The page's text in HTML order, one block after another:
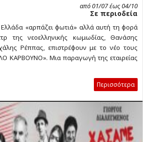
από 01/07 έως 04/10
Σε περιοδεία
Ελλάδα «αρπάζει φωτιά» αλλά αυτή τη φορά
της νεοελληνικής κωμωδίας, Θανάσης
Ρέππας, επιστρέφουν με το νέο τους
ΚΑΡΒΟΥΝΟ». Μια παραγωγή της εταιρείας
Περισσότερα